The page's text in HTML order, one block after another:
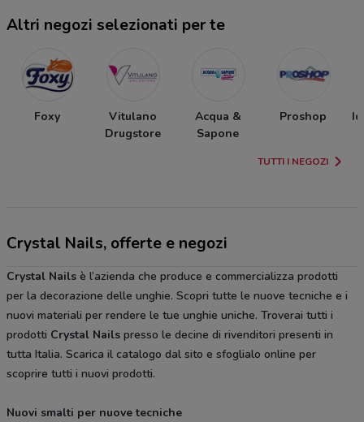
Altri negozi selezionati per te
Foxy
Vitulano
Drugstore
Acqua &
Sapone
Proshop
TUTTI I NEGOZI
Crystal Nails, offerte e negozi
Crystal Nails è l’azienda che produce e commercializza prodotti
per la decorazione delle unghie. Scopri tutte le nuove tecniche e i
nuovi materiali per rendere le tue unghie uniche. Troverai tutti i
prodotti Crystal Nails presso le decine di rivenditori presenti in
tutta Italia. Scarica il catalogo dal sito e sfoglialo online per
scoprire tutti i nuovi prodotti.
Nuovi smalti per nuove tecniche